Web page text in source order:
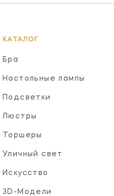
КАТАЛОГ
Бра
Настольные лампы
Подсветки
Люстры
Торшеры
Уличный свет
Искусство
3D-Модели